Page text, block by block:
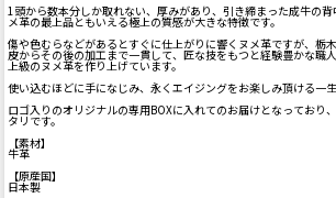
1頭から数本分しか取れない、厚みがあり、引き締まった成牛の
メ革の最上品ともいえる極上の質感が大きな特徴です。
傷や色むらなどがあるとすぐに仕上がりに響くヌメ革ですが、栃
皮からその後の加工まで一貫して、匠な技をもつと経験豊かな職
上級のヌメ革を作り上げています。
使い込むほどに手になじみ、永くエイジングをお楽しみ頂ける一
ロゴ入りのオリジナルの専用BOXに入れてのお届けとなっており
タリです。
【素材】
牛革
【原産国】
日本製